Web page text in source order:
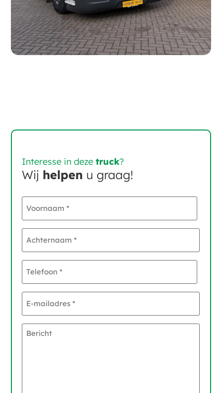
Interesse in dezetruck?
Wij helpen u graag!
Voornaam
Achternaam
Telefoon
E-
mailadres
Bericht